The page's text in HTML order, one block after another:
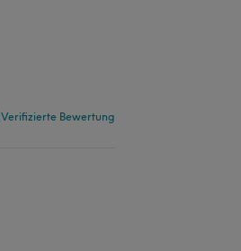
Verifizierte Bewertung